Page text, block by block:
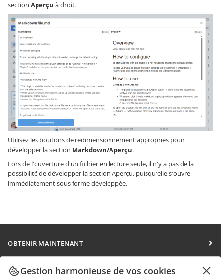
section Aperçu à droit.
Utilisez les boutons de redimensionnement appropriés pour
développer la section Markdown/Aperçu.
Lors de l'ouverture d'un fichier en lecture seule, il n'y a pas de la
possibilité de développer la section Aperçu, puisqu'elle s'ouvre
immédiatement sous forme développée.
OBTENIR MAINTENANT
Docs
COLLABORATION
Gestion harmonieuse de vos cookies